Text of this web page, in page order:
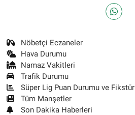
Nöbetçi Eczaneler
Hava Durumu
Namaz Vakitleri
Trafik Durumu
Süper Lig Puan Durumu ve Fikstür
Tüm Manşetler
Son Dakika Haberleri